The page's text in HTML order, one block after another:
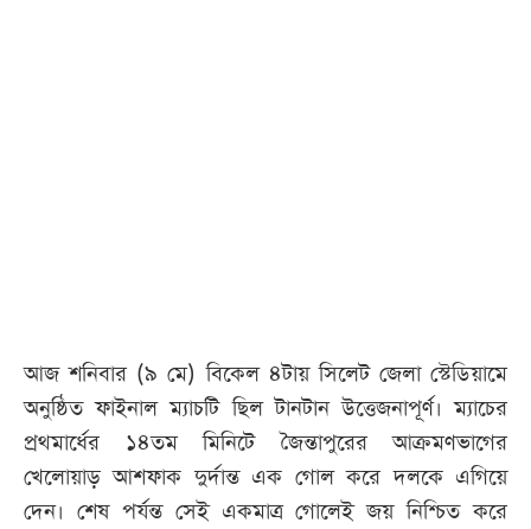
আজ শনিবার (৯ মে) বিকেল ৪টায় সিলেট জেলা স্টেডিয়ামে
অনুষ্ঠিত ফাইনাল ম্যাচটি ছিল টানটান উত্তেজনাপূর্ণ। ম্যাচের
প্রথমার্ধের ১৪তম মিনিটে জৈন্তাপুরের আক্রমণভাগের
খেলোয়াড় আশফাক দুর্দান্ত এক গোল করে দলকে এগিয়ে
দেন। শেষ পর্যন্ত সেই একমাত্র গোলেই জয় নিশ্চিত করে